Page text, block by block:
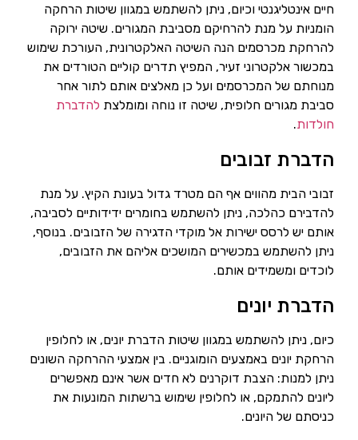
חיים אינטליגנטי וכיום, ניתן להשתמש במגוון שיטות הרחקה
הומניות על מנת להרחיקם מסביבת המגורים. שיטה ירוקה
להרחקת מכרסמים הנה השיטה האלקטרונית, העורכת שימוש
במכשור אלקטרוני זעיר, המפיץ תדרים קוליים הטורדים את
מנוחתם של המכרסמים ועל כן מאלצים אותם לתור אחר
סביבת מגורים חלופית, שיטה זו נוחה ומומלצת להדברת
חולדות.
הדברת זבובים
זבובי הבית מהווים אף הם מטרד גדול בעונת הקיץ. על מנת
להדבירם כהלכה, ניתן להשתמש בחומרים ידידותיים לסביבה,
אותם יש לרסס ישירות אל מוקדי הדגירה של הזבובים. בנוסף,
ניתן להשתמש במכשירים המושכים אליהם את הזבובים,
לוכדים ומשמידים אותם.
הדברת יונים
כיום, ניתן להשתמש במגוון שיטות הדברת יונים, או לחלופין
הרחקת יונים באמצעים הומוגניים. בין אמצעי ההרחקה השונים
ניתן למנות: הצבת דוקרנים לא חדים אשר אינם מאפשרים
ליונים להתמקם, או לחלופין שימוש ברשתות המונעות את
כניסתם של היונים.